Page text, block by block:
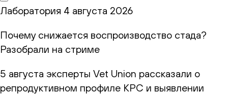
Лаборатория 4 августа 2026
Почему снижается воспроизводство стада?
Разобрали на стриме
5 августа эксперты Vet Union рассказали о
репродуктивном профиле КРС и выявлении